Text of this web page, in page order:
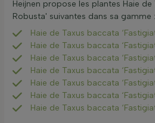
Heijnen propose les plantes Haie
Robusta' suivantes dans sa gamme :
Haie de Taxus baccata
Haie de Taxus baccata
Haie de Taxus baccata
Haie de Taxus baccata
Haie de Taxus baccata
Haie de Taxus baccata
Haie de Taxus baccata